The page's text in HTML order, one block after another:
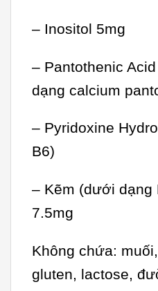
– Inositol 5mg
– Pantothenic
dạng calcium
– Pyridoxine
B6)
– Kẽm (dưới dạng
7.5mg
Không chứa:
gluten, lactose,